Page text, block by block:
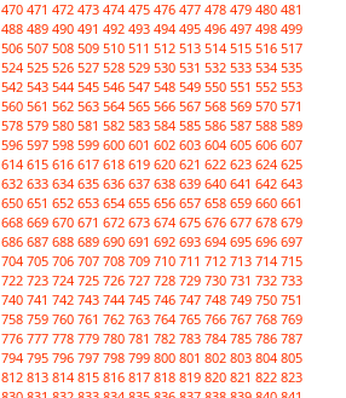
470 471 472 473 474 475 476 477 478 479 480 481
488 489 490 491 492 493 494 495 496 497 498 499
506 507 508 509 510 511 512 513 514 515 516 517
524 525 526 527 528 529 530 531 532 533 534 535
542 543 544 545 546 547 548 549 550 551 552 553
560 561 562 563 564 565 566 567 568 569 570 571
578 579 580 581 582 583 584 585 586 587 588 589
596 597 598 599 600 601 602 603 604 605 606 607
614 615 616 617 618 619 620 621 622 623 624 625
632 633 634 635 636 637 638 639 640 641 642 643
650 651 652 653 654 655 656 657 658 659 660 661
668 669 670 671 672 673 674 675 676 677 678 679
686 687 688 689 690 691 692 693 694 695 696 697
704 705 706 707 708 709 710 711 712 713 714 715
722 723 724 725 726 727 728 729 730 731 732 733
740 741 742 743 744 745 746 747 748 749 750 751
758 759 760 761 762 763 764 765 766 767 768 769
776 777 778 779 780 781 782 783 784 785 786 787
794 795 796 797 798 799 800 801 802 803 804 805
812 813 814 815 816 817 818 819 820 821 822 823